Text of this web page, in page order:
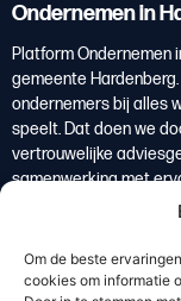
Om de beste
cookies om informatie
Ondernemen in
Platform Ondernemen
gemeente
ondernemers bij alles
speelt. Dat doen we
vertrouwelijke
samenwerking met
ondernemers om
en te groeien.
en zijn daarmee een
Hardenberg.